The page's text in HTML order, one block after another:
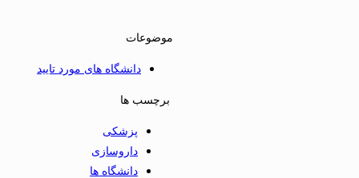
موضوعات
دانشگاه های مورد تایید
برچسب ها
پزشکی
داروسازی
دانشگاه ها